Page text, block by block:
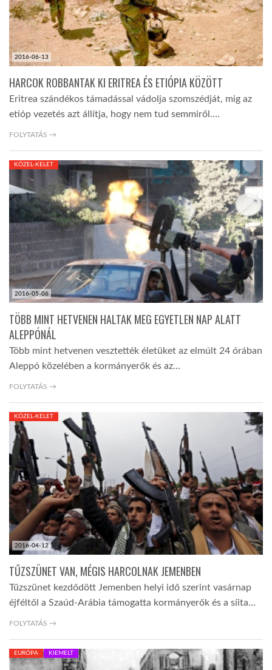
GLOBOTV
AFRIKA TUDÁSTÁR
GLOBOZSARU
DOBRAVERO.HU
LATIMO.HU
GLOBOBOOK
2016-06-13
HARCOK ROBBANTAK KI ERITREA ÉS ETIÓPIA KÖZÖTT
Eritrea szándékos támadással vádolja szomszédját, mig az
etióp vezetés azt állítja, hogy nem tud semmiről.…
FOLYTATÁS →
2016-05-06
KÖZEL-KELET
TÖBB MINT HETVENEN HALTAK MEG EGYETLEN NAP ALATT
ALEPPÓNÁL
Több mint hetvenen vesztették életüket az elmúlt 24 órában
Aleppó közelében a kormányerők és az…
FOLYTATÁS →
2016-04-12
KÖZEL-KELET
TŰZSZÜNET VAN, MÉGIS HARCOLNAK JEMENBEN
Tűzszünet kezdődött Jemenben helyi idő szerint vasárnap
éjféltől a Szaúd-Arábia támogatta kormányerők és a síita…
FOLYTATÁS →
EURÓPA KIEMELT